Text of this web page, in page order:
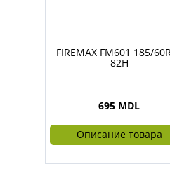
FIREMAX FM601 185/
82H
695 MDL
Описание товара